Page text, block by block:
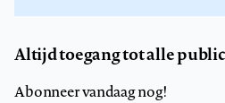
Altijd toegang tot alle
Abonneer vandaag nog!